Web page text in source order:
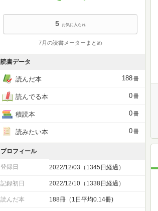
5 お気に入られ
7月の読書メーターまとめ
読書データ
読んだ本 188冊
読んでる本 0冊
積読本 0冊
読みたい本 0冊
プロフィール
登録日 2022/12/03（1345日経過）
記録初日 2022/12/10（1338日経過）
読んだ本 188冊（1日平均0.14冊)